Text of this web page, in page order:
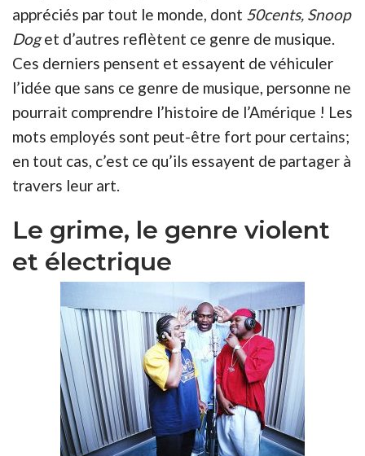
appréciés par tout le monde, dont 50cents, Snoop
Doget d’autres reflètent ce genre de musique.
Ces derniers pensent et essayent de véhiculer
l’idée que sans ce genre de musique, personne ne
pourrait comprendre l’histoire de l’Amérique ! Les
mots employés sont peut-être fort pour certains;
en tout cas, c’est ce qu’ils essayent de partager à
travers leur art.
Le grime, le genre violent
et électrique